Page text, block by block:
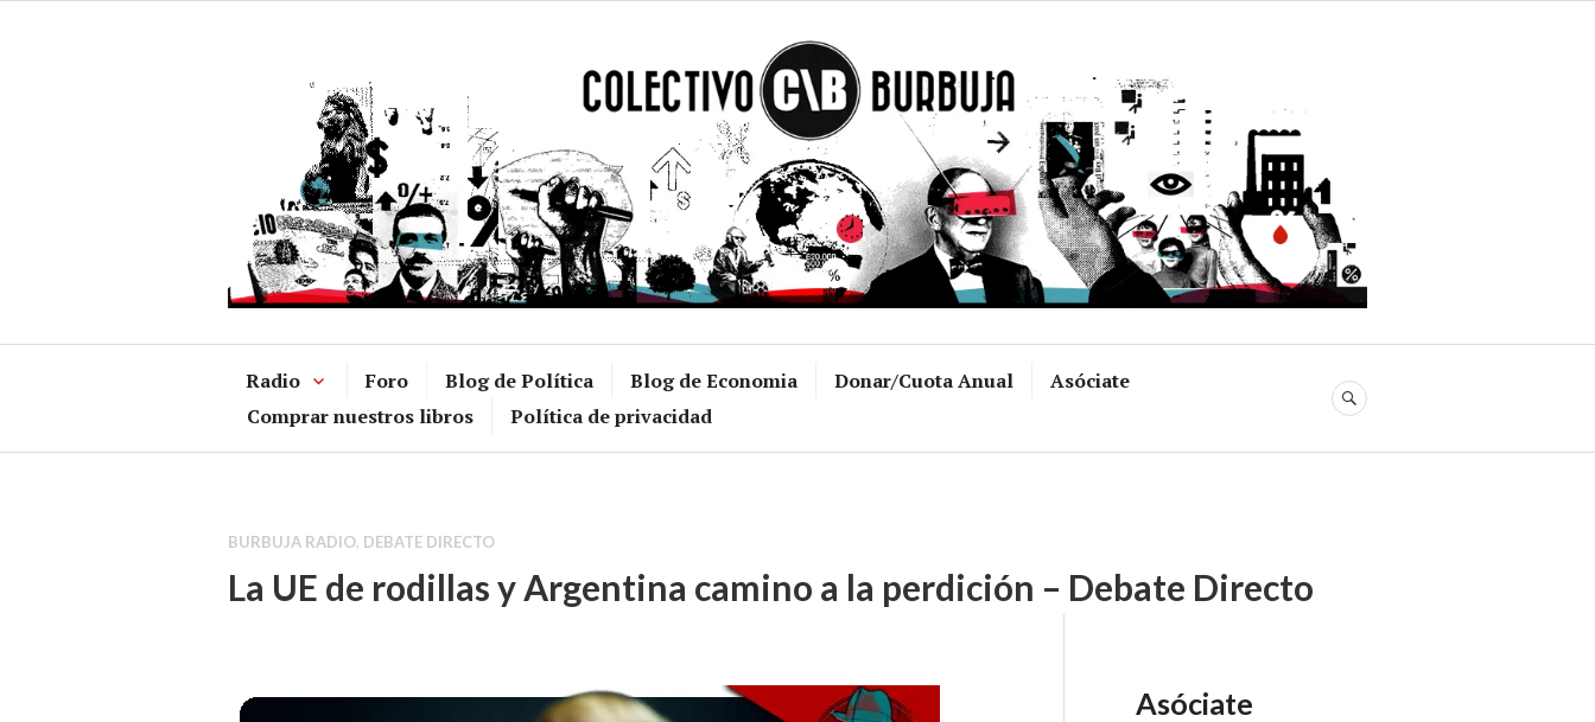
Radio Foro Blog de Política Blog de Economia Donar/Cuota Anual
Asóciate
Comprar nuestros libros
Política de privacidad
BUSCAR
BURBUJA RADIO, DEBATE DIRECTO
La UE de rodillas y Argentina camino a la perdición – Debate Directo
Asóciate